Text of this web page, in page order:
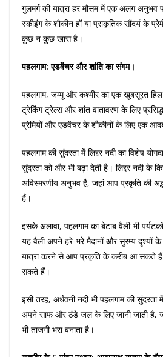
गुलमर्ग की यात्रा हर मौसम में एक अलग अनुभव
स्कीइंग के शौकीन हों या प्राकृतिक सौंदर्य के
कुछ न कुछ खास है।
पहलगाम: एडवेंचर और शांति का संगम।
पहलगाम, जम्मू और कश्मीर का एक खूबसूरत
ट्रेकिंग ट्रेल्स और शांत वातावरण के लिए
प्रेमियों और एडवेंचर के शौकीनों के लिए एक
पहलगाम की सुंदरता में लिद्दर नदी का विशेष
सुंदरता को और भी बढ़ा देती है। लिद्दर नदी के
अविस्मरणीय अनुभव है, जहां आप प्रकृति की
हैं।
इसके अलावा, पहलगाम का बेटाब वैली भी
यह वैली अपने हरे-भरे मैदानों और सुरम्य दृश्यों के
यात्रा करने से आप प्रकृति के करीब आ सकते
सकते हैं।
इसी तरह, अर्धवनी नदी भी पहलगाम की सुंदरता
अपने साफ और ठंडे जल के लिए जानी जाती है,
भी ताजगी भरा बनाता है।